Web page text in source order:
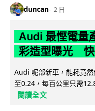
duncan 2 日
Audi 最慳電
彩造型曝光 快
Audi 呢部新車，能耗竟
至0.24，每百公里只需
閱讀全文